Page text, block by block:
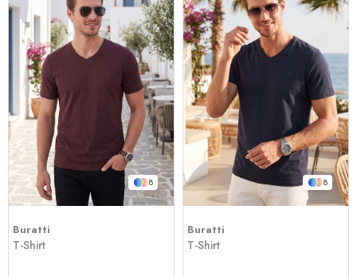
8
Buratti
T-Shirt
8
Buratti
T-Shirt